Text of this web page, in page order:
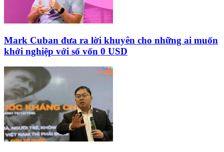
Mark Cuban đưa ra lời khuyên cho những ai muốn
khởi nghiệp với số vốn 0 USD